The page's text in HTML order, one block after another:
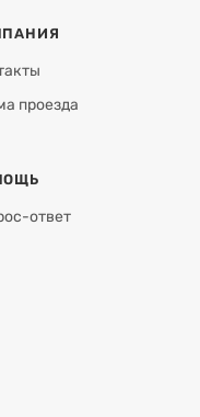
проезда
ответ